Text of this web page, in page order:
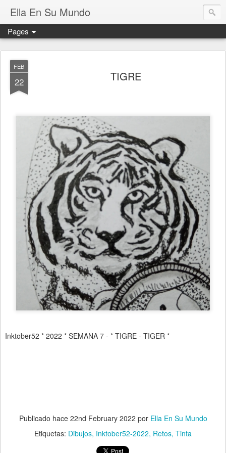
Ella En Su Mundo
Pages
FEB
22 TIGRE
Inktober52 * 2022 * SEMANA 7 - * TIGRE - TIGER *
Publicado hace 22nd February 2022 por Ella En Su Mundo
Etiquetas: Dibujos Inktober52-2022 Retos Tinta